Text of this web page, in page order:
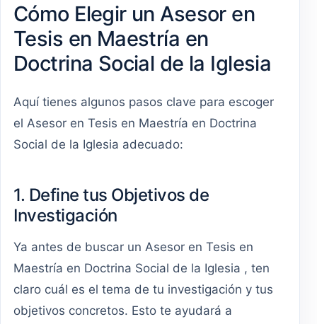
Cómo Elegir un Asesor en
Tesis en Maestría en
Doctrina Social de la Iglesia
Aquí tienes algunos pasos clave para escoger
el Asesor en Tesis en Maestría en Doctrina
Social de la Iglesia adecuado:
1. Define tus Objetivos de
Investigación
Ya antes de buscar un Asesor en Tesis en
Maestría en Doctrina Social de la Iglesia , ten
claro cuál es el tema de tu investigación y tus
objetivos concretos. Esto te ayudará a